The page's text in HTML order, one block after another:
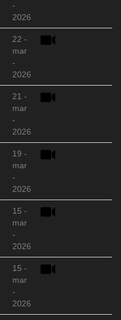
-
2026
22 -
mar
-
2026
21 -
mar
-
2026
19 -
mar
-
2026
15 -
mar
-
2026
15 -
mar
-
2026